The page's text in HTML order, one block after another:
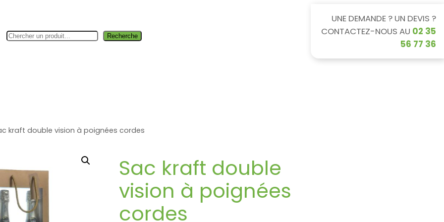
Rechercher Recherche
UNE DEMANDE ? UN DEVIS ?
CONTACTEZ-NOUS AU 02 35
56 77 36
kraft double vision à poignées cordes
Sac kraft double
vision à poignées
cordes